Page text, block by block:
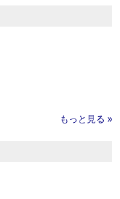
もっと見る »